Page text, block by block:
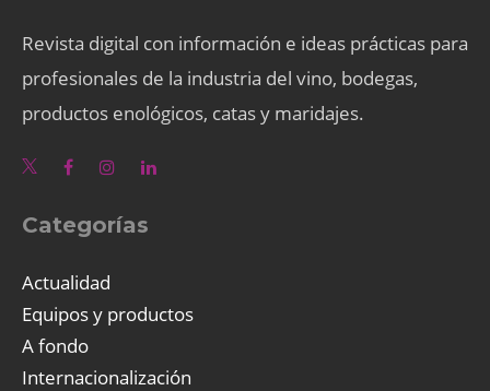
Revista digital con información e ideas prácticas para
profesionales de la industria del vino, bodegas,
productos enológicos, catas y maridajes.
Categorías
Actualidad
Equipos y productos
A fondo
Internacionalización